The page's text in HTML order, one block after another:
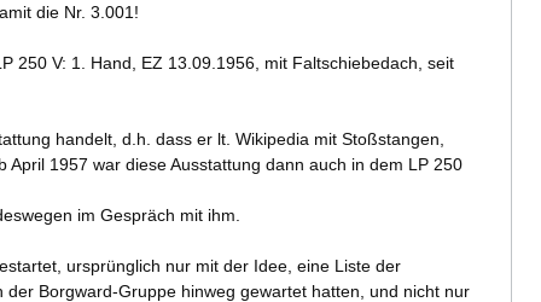
die Nr. 3.001!
250 V: 1. Hand, EZ 13.09.1956, mit Faltschiebedach, seit
handelt, d.h. dass er lt. Wikipedia mit Stoßstangen,
1957 war diese Ausstattung dann auch in dem LP 250
im Gespräch mit ihm.
ursprünglich nur mit der Idee, eine Liste der
Borgward-Gruppe hinweg gewartet hatten, und nicht nur